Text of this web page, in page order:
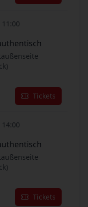
11:00
Tickets
14:00
Tickets